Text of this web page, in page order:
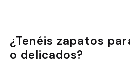
¿Tenéis zapatos
o delicados?